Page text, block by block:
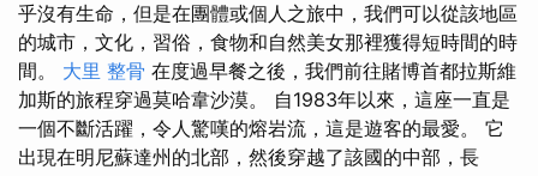
乎沒有生命，但是在團體或個人之旅中，我們可以從該地區
的城市，文化，習俗，食物和自然美女那裡獲得短時間的時
間。 大里 整骨 在度過早餐之後，我們前往賭博首都拉斯維
加斯的旅程穿過莫哈韋沙漠。 自1983年以來，這座一直是
一個不斷活躍，令人驚嘆的熔岩流，這是遊客的最愛。 它
出現在明尼蘇達州的北部，然後穿越了該國的中部，長